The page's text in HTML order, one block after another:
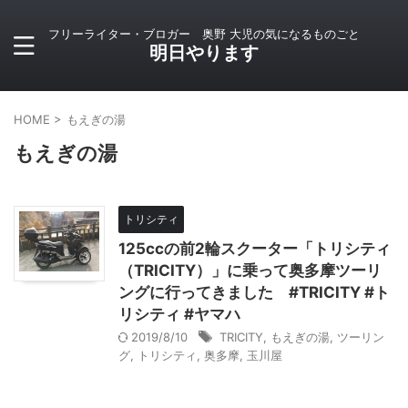
フリーライター・ブロガー 奥野 大児の気になるものごと
明日やります
HOME > もえぎの湯
もえぎの湯
トリシティ
125ccの前2輪スクーター「トリシティ
（TRICITY）」に乗って奥多摩ツーリ
ングに行ってきました #TRICITY #ト
リシティ #ヤマハ
2019/8/10 TRICITY もえぎの湯 ツーリン
グ
トリシティ 奥多摩 玉川屋